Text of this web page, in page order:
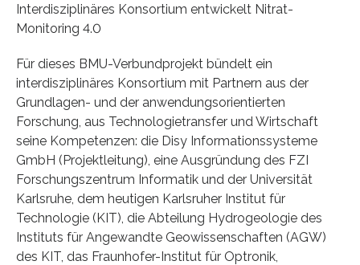
Interdisziplinäres Konsortium entwickelt Nitrat-
Monitoring 4.0
Für dieses BMU-Verbundprojekt bündelt ein
interdisziplinäres Konsortium mit Partnern aus der
Grundlagen- und der anwendungsorientierten
Forschung, aus Technologietransfer und Wirtschaft
seine Kompetenzen: die Disy Informationssysteme
GmbH (Projektleitung), eine Ausgründung des FZI
Forschungszentrum Informatik und der Universität
Karlsruhe, dem heutigen Karlsruher Institut für
Technologie (KIT), die Abteilung Hydrogeologie des
Instituts für Angewandte Geowissenschaften (AGW)
des KIT, das Fraunhofer-Institut für Optronik,